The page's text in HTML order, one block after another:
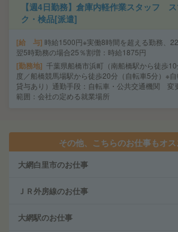
【週4日勤務】倉庫内軽作業スタッフ
ク・検品[派遣]
給 与 時給1500円※実働8時間を超える勤務、
翌5時勤務の場合25％割増：時給1875円
勤務地 千葉県船橋市浜町（南船橋駅から徒歩
度／船橋競馬場駅から徒歩20分（自転車5分）※
貸与あり）通勤手段：自転車・公共交通機関 変
範囲：会社の定める就業場所
その他、こちらのお仕事もオ
大網白里市のお仕事
ＪＲ外房線のお仕事
大網駅のお仕事